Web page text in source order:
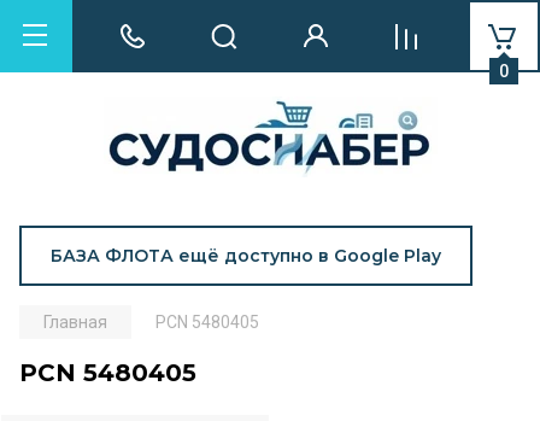
БАЗА ФЛОТА ещё доступно в Google Play
0
Главная PCN 5480405
PCN 5480405